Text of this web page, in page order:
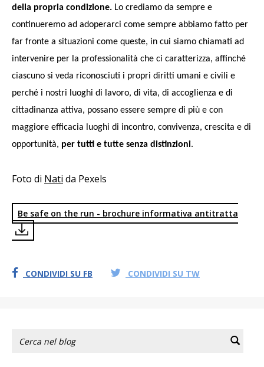
della propria condizione. Lo crediamo da sempre e
continueremo ad adoperarci come sempre abbiamo fatto per
far fronte a situazioni come queste, in cui siamo chiamati ad
intervenire per la professionalità che ci caratterizza, affinché
ciascuno si veda riconosciuti i propri diritti umani e civili e
perché i nostri luoghi di lavoro, di vita, di accoglienza e di
cittadinanza attiva, possano essere sempre di più e con
maggiore efficacia luoghi di incontro, convivenza, crescita e di
opportunità, per tutti e tutte senza distinzioni.
Foto di Nati da Pexels
Be safe on the run - brochure informativa antitratta
CONDIVIDI SU FB CONDIVIDI SU TW